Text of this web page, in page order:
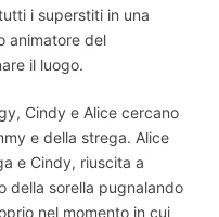
i superstiti in una
animatore del
il luogo.
Cindy e Alice cercano
e della strega. Alice
e Cindy, riuscita a
della sorella pugnalando
nel momento in cui